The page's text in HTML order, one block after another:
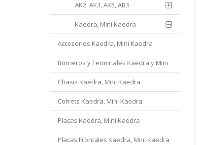
AK2, AK3, AK5, AB3
Kaedra, Mini Kaedra
Accesorios Kaedra, Mini Kaedra
Borneros y Terminales Kaedra y Mini
Chasis Kaedra, Mini Kaedra
Cofrets Kaedra, Mini Kaedra
Placas Kaedra, Mini Kaedra
Placas Frontales Kaedra, Mini Kaedra